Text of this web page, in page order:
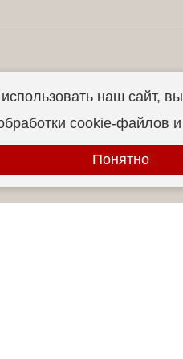
наш сайт,
cookie-файлов
Понятно